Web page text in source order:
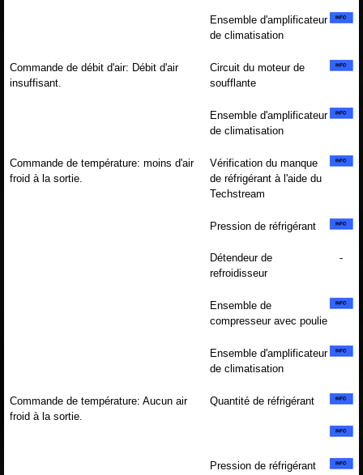
Ensemble d'amplificateur
de climatisation
Commande de débit d'air: Débit d'air
insuffisant.
Circuit du moteur de
soufflante
Ensemble d'amplificateur
de climatisation
Commande de température: moins d'air
froid à la sortie.
Vérification du manque
de réfrigérant à l'aide du
Techstream
Pression de réfrigérant
Détendeur de
refroidisseur
-
Ensemble de
compresseur avec poulie
Ensemble d'amplificateur
de climatisation
Commande de température: Aucun air
froid à la sortie.
Quantité de réfrigérant
Pression de réfrigérant